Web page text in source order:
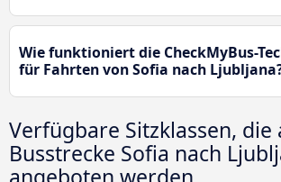
Wie funktioniert die CheckMyBus-
für Fahrten von Sofia nach
Verfügbare Sitzklassen, die
Busstrecke Sofia nach